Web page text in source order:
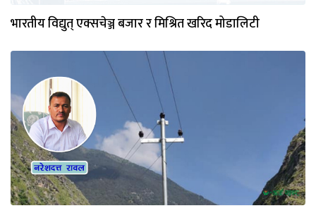
भारतीय विद्युत् एक्सचेञ्ज बजार र मिश्रित खरिद मोडालिटी